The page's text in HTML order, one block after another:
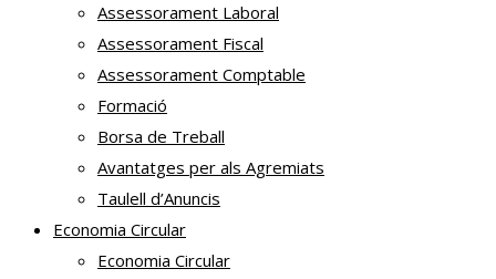
Assessorament Laboral
Assessorament Fiscal
Assessorament Comptable
Formació
Borsa de Treball
Avantatges per als Agremiats
Taulell d’Anuncis
Economia Circular
Economia Circular